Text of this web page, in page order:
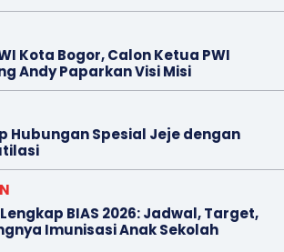
Kota Bogor, Calon Ketua PWI
Andy Paparkan Visi Misi
Hubungan Spesial Jeje dengan
BIAS 2026: Jadwal, Target,
Imunisasi Anak Sekolah